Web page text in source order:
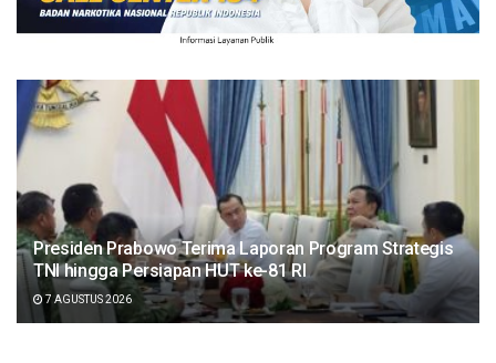
Presiden Prabowo Terima Laporan Program Strategis
TNI hingga Persiapan HUT ke-81 RI
7 AGUSTUS 2026